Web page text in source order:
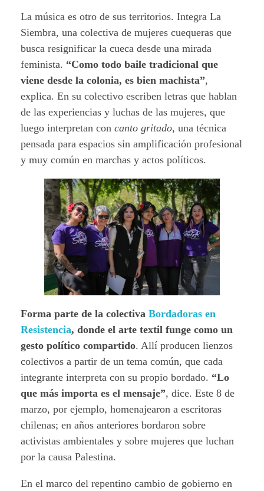
La música es otro de sus territorios. Integra La
Siembra, una colectiva de mujeres cuequeras que
busca resignificar la cueca desde una mirada
feminista. “Como todo baile tradicional que
viene desde la colonia, es bien machista”,
explica. En su colectivo escriben letras que hablan
de las experiencias y luchas de las mujeres, que
luego interpretan con canto gritado, una técnica
pensada para espacios sin amplificación profesional
y muy común en marchas y actos políticos.
Forma parte de la colectiva Bordadoras en
Resistencia, donde el arte textil funge como un
gesto político compartido. Allí producen lienzos
colectivos a partir de un tema común, que cada
integrante interpreta con su propio bordado. “Lo
que más importa es el mensaje”, dice. Este 8 de
marzo, por ejemplo, homenajearon a escritoras
chilenas; en años anteriores bordaron sobre
activistas ambientales y sobre mujeres que luchan
por la causa Palestina.
En el marco del repentino cambio de gobierno en